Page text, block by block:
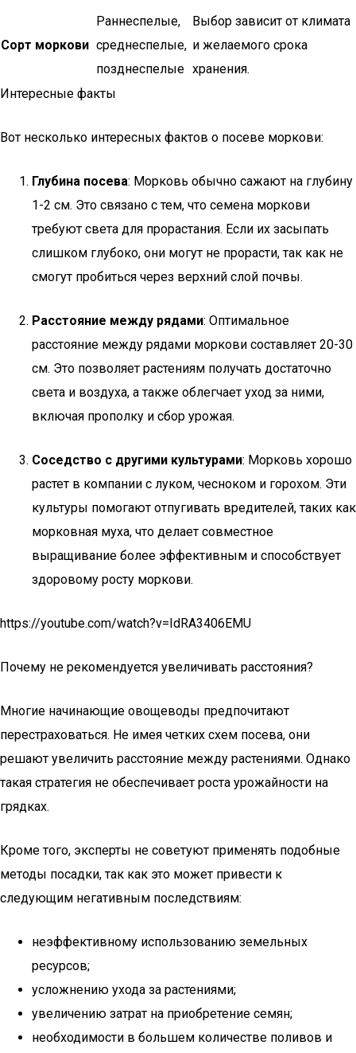
Сорт моркови
Раннеспелые,
среднеспелые,
позднеспелые
Выбор зависит от климата
и желаемого срока
хранения.
Интересные факты
Вот несколько интересных фактов о посеве моркови:
Глубина посева: Морковь обычно сажают на глубину
1-2 см. Это связано с тем, что семена моркови
требуют света для прорастания. Если их засыпать
слишком глубоко, они могут не прорасти, так как не
смогут пробиться через верхний слой почвы.
Расстояние между рядами: Оптимальное
расстояние между рядами моркови составляет 20-30
см. Это позволяет растениям получать достаточно
света и воздуха, а также облегчает уход за ними,
включая прополку и сбор урожая.
Соседство с другими культурами: Морковь хорошо
растет в компании с луком, чесноком и горохом. Эти
культуры помогают отпугивать вредителей, таких как
морковная муха, что делает совместное
выращивание более эффективным и способствует
здоровому росту моркови.
https://youtube.com/watch?v=IdRA3406EMU
Почему не рекомендуется увеличивать расстояния?
Многие начинающие овощеводы предпочитают
перестраховаться. Не имея четких схем посева, они
решают увеличить расстояние между растениями. Однако
такая стратегия не обеспечивает роста урожайности на
грядках.
Кроме того, эксперты не советуют применять подобные
методы посадки, так как это может привести к
следующим негативным последствиям:
неэффективному использованию земельных
ресурсов;
усложнению ухода за растениями;
увеличению затрат на приобретение семян;
необходимости в большем количестве поливов и